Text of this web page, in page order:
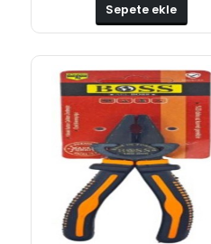
Sepete ekle